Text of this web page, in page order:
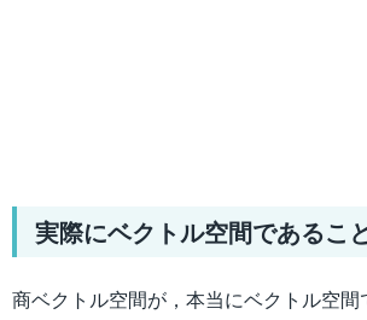
実際にベクトル空間であるこ
商ベクトル空間が，本当にベクトル空